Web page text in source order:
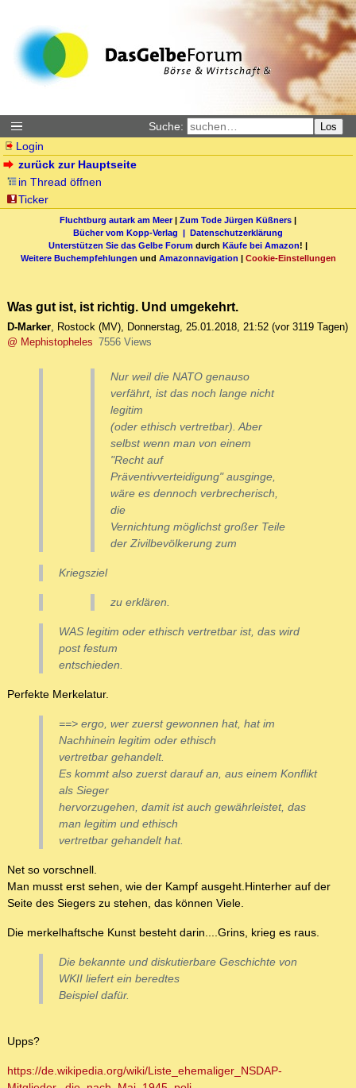
Suche: Los
Login
zurück zur Hauptseite
in Thread öffnen
Ticker
Fluchtburg autark am Meer| Zum Tode Jürgen Küßners |
Bücher vom Kopp-Verlag | Datenschutzerklärung
Unterstützen Sie das Gelbe Forum durch Käufe bei Amazon! |
Weitere Buchempfehlungen und Amazonnavigation | Cookie-Einstellungen
Was gut ist, ist richtig. Und umgekehrt.
D-Marker, Rostock (MV), Donnerstag, 25.01.2018, 21:52 (vor 3119 Tagen)
@ Mephistopheles 7556 Views
Nur weil die NATO genauso
verfährt, ist das noch lange nicht
legitim
(oder ethisch vertretbar). Aber
selbst wenn man von einem
"Recht auf
Präventivverteidigung" ausginge,
wäre es dennoch verbrecherisch,
die
Vernichtung möglichst großer Teile
der Zivilbevölkerung zum
Kriegsziel
zu erklären.
WAS legitim oder ethisch vertretbar ist, das wird
post festum
entschieden.
Perfekte Merkelatur.
==> ergo, wer zuerst gewonnen hat, hat im
Nachhinein legitim oder ethisch
vertretbar gehandelt.
Es kommt also zuerst darauf an, aus einem Konflikt
als Sieger
hervorzugehen, damit ist auch gewährleistet, das
man legitim und ethisch
vertretbar gehandelt hat.
Net so vorschnell.
Man musst erst sehen, wie der Kampf ausgeht.Hinterher auf der
Seite des Siegers zu stehen, das können Viele.
Die merkelhaftsche Kunst besteht darin....Grins, krieg es raus.
Die bekannte und diskutierbare Geschichte von
WKII liefert ein beredtes
Beispiel dafür.
Upps?
https://de.wikipedia.org/wiki/Liste_ehemaliger_NSDAP-